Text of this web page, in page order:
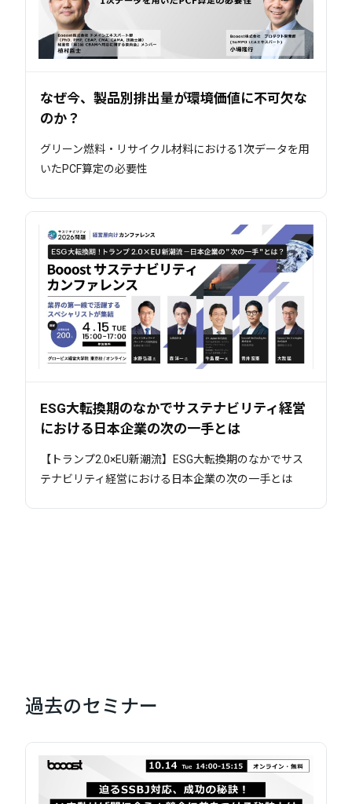
なぜ今、製品別排出量が環境価値に不可欠な
のか？
グリーン燃料・リサイクル材料における1次データを用
いたPCF算定の必要性
ESG大転換期のなかでサステナビリティ経営
における日本企業の次の一手とは
【トランプ2.0×EU新潮流】ESG大転換期のなかでサス
テナビリティ経営における日本企業の次の一手とは
過去のセミナー